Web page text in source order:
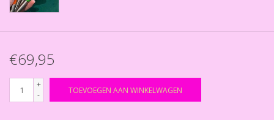
€69,95
+
-
TOEVOEGEN AAN WINKELWAGEN